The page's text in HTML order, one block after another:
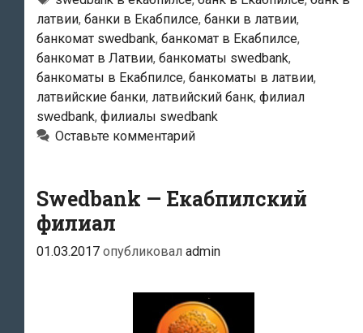
Екабпилсе
латвии, банки в Екабпилсе, банки в латвии,
банкомат swedbank, банкомат в Екабпилсе,
банкомат в Латвии, банкоматы swedbank,
банкоматы в Екабпилсе, банкоматы в латвии,
латвийские банки, латвийский банк, филиал
swedbank, филиалы swedbank
Оставьте комментарий
Swedbank — Екабпилский
филиал
01.03.2017 опубликовал admin